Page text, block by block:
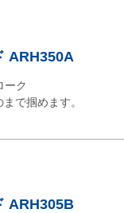
ARH350A
ーク
で掴めます。
ARH305B